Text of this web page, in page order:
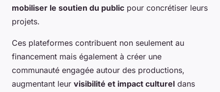
mobiliser le soutien du public pour concrétiser leurs
projets.
Ces plateformes contribuent non seulement au
financement mais également à créer une
communauté engagée autour des productions,
augmentant leur visibilité et impact culturel dans